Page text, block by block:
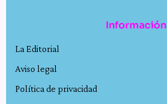
Información
La Editorial
Aviso legal
Política de privacidad